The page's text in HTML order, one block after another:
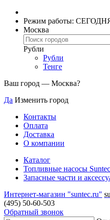
Режим работы:
Москва
Рубли
Рубли
Тенге
Ваш город — Москва?
Да Изменить город
Контакты
Оплата
Доставка
О компании
Каталог
Топливные насосы Suntec
Запасные части и
Интернет-магазин "suntec.ru"
(495) 50-60-503
Обратный звонок